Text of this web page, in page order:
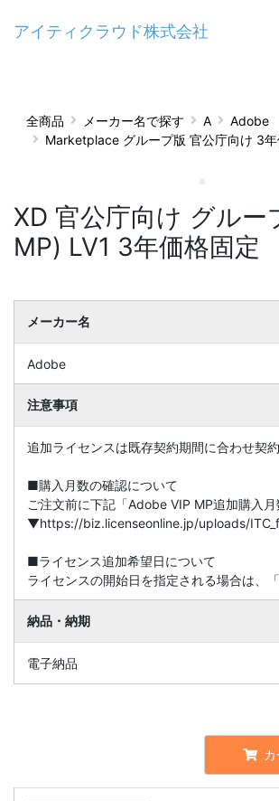
アイティクラウド株式会社
全商品 メーカー名で探す A
Adobe
Marketplace グループ版 官公庁向け 3年
XD 官公庁向け グルー
MP) LV1 3年価格固定
メーカー名
Adobe
注意事項
追加ライセンスは既存契約期間に合わせ契
■購入月数の確認について
ご注文前に下記「Adobe VIP MP追加購入
▼https://biz.licenseonline.jp/uploads/
■ライセンス追加希望日について
ライセンスの開始日を指定される場合は、
納品・納期
電子納品